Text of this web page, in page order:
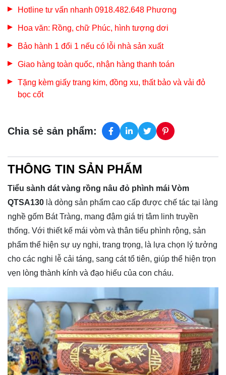
Hotline tư vấn nhanh 0918.482.648 Phương
Hoa văn: Rồng, chữ Phúc, hình tượng dơi
Bảo hành 1 đổi 1 nếu có lỗi nhà sản xuất
Giao hàng toàn quốc, nhận hàng thanh toán
Tặng kèm giấy trang kim, đồng xu, thất bảo và vải đỏ
bọc cốt
Chia sẻ sản phẩm:
THÔNG TIN SẢN PHẨM
Tiểu sành dát vàng rồng nâu đỏ phình mái Vòm
QTSA130 là dòng sản phẩm cao cấp được chế tác tại làng
nghề gốm Bát Tràng, mang đậm giá trị tâm linh truyền
thống. Với thiết kế mái vòm và thân tiểu phình rộng, sản
phẩm thể hiện sự uy nghi, trang trọng, là lựa chọn lý tưởng
cho các nghi lễ cải táng, sang cát tổ tiên, giúp thể hiện trọn
vẹn lòng thành kính và đạo hiếu của con cháu.